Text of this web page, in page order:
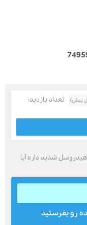
تعداد بازدید:
شدید داره آیا